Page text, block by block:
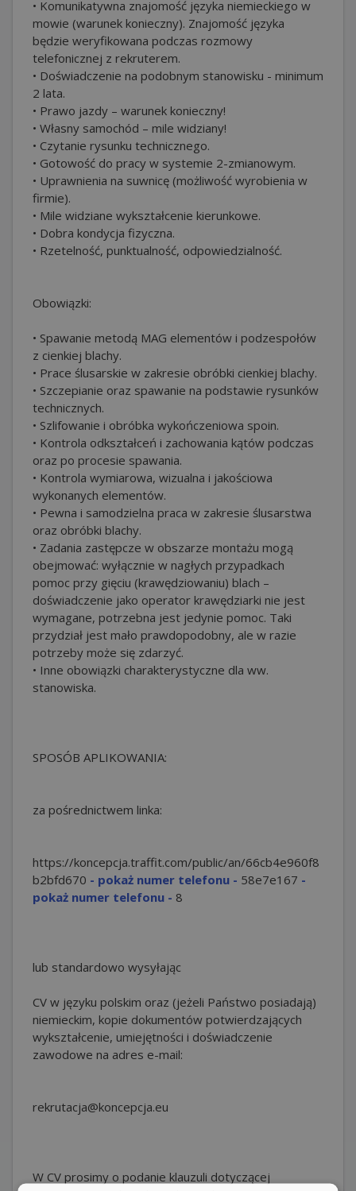
• Komunikatywna znajomość języka niemieckiego w
mowie (warunek konieczny). Znajomość języka
będzie weryfikowana podczas rozmowy
telefonicznej z rekruterem.
• Doświadczenie na podobnym stanowisku - minimum
2 lata.
• Prawo jazdy – warunek konieczny!
• Własny samochód – mile widziany!
• Czytanie rysunku technicznego.
• Gotowość do pracy w systemie 2-zmianowym.
• Uprawnienia na suwnicę (możliwość wyrobienia w
firmie).
• Mile widziane wykształcenie kierunkowe.
• Dobra kondycja fizyczna.
• Rzetelność, punktualność, odpowiedzialność.
Obowiązki:
• Spawanie metodą MAG elementów i podzespołów
z cienkiej blachy.
• Prace ślusarskie w zakresie obróbki cienkiej blachy.
• Szczepianie oraz spawanie na podstawie rysunków
technicznych.
• Szlifowanie i obróbka wykończeniowa spoin.
• Kontrola odkształceń i zachowania kątów podczas
oraz po procesie spawania.
• Kontrola wymiarowa, wizualna i jakościowa
wykonanych elementów.
• Pewna i samodzielna praca w zakresie ślusarstwa
oraz obróbki blachy.
• Zadania zastępcze w obszarze montażu mogą
obejmować: wyłącznie w nagłych przypadkach
pomoc przy gięciu (krawędziowaniu) blach –
doświadczenie jako operator krawędziarki nie jest
wymagane, potrzebna jest jedynie pomoc. Taki
przydział jest mało prawdopodobny, ale w razie
potrzeby może się zdarzyć.
• Inne obowiązki charakterystyczne dla ww.
stanowiska.
SPOSÓB APLIKOWANIA:
za pośrednictwem linka:
https://koncepcja.traffit.com/public/an/66cb4e960f8
b2bfd670 - pokaż numer telefonu - 58e7e167 -
pokaż numer telefonu - 8
lub standardowo wysyłając
CV w języku polskim oraz (jeżeli Państwo posiadają)
niemieckim, kopie dokumentów potwierdzających
wykształcenie, umiejętności i doświadczenie
zawodowe na adres e-mail:
rekrutacja@koncepcja.eu
W CV prosimy o podanie klauzuli dotyczącej